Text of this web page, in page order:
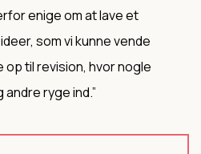
enige om at lave et
som vi kunne vende
til revision, hvor nogle
ryge ind.”